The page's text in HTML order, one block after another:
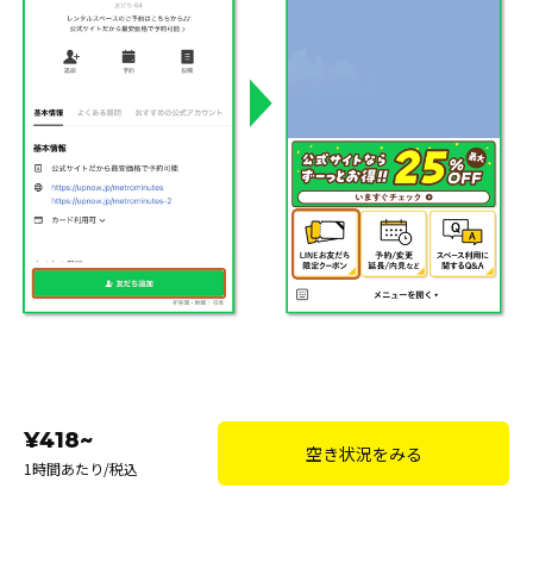
¥418~
1時間あたり/税込
空き状況をみる